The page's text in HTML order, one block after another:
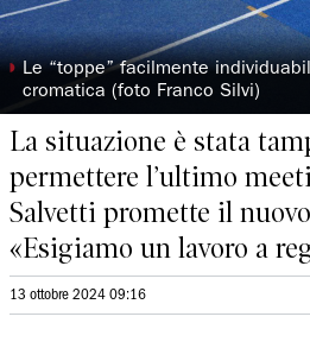
◗ Le “toppe” facilmente
cromatica (foto Franco Silvi)
La situazione è stata
permettere l’ultimo
Salvetti promette il
«Esigiamo un lavoro a
13 ottobre 2024 09:16